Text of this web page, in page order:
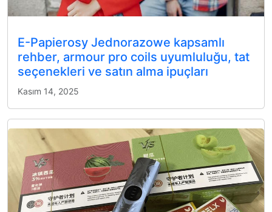
E-Papierosy Jednorazowe kapsamlı
rehber, armour pro coils uyumluluğu, tat
seçenekleri ve satın alma ipuçları
Kasım 14, 2025